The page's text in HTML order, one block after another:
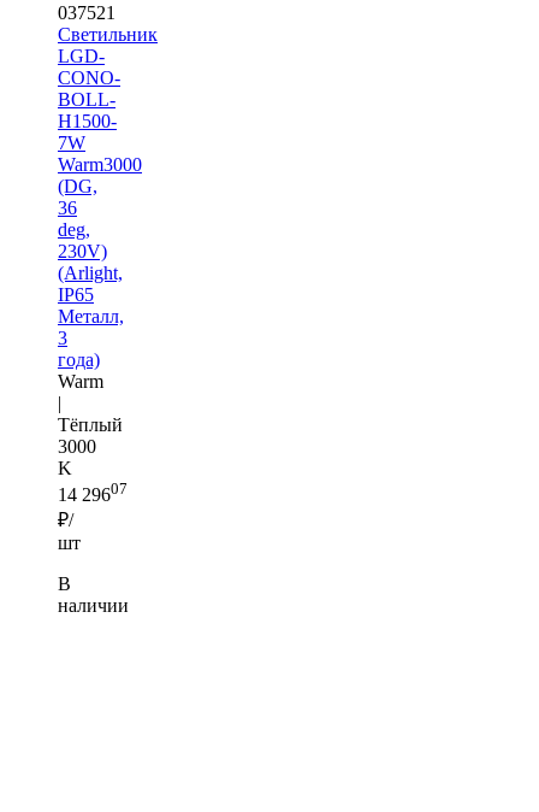
037521
Светильник
LGD-
CONO-
BOLL-
H1500-
7W
Warm3000
(DG,
36
deg,
230V)
(Arlight,
IP65
Металл,
3
года)
Warm
|
Тёплый
3000
K
14 29607
₽/
шт
В
наличии